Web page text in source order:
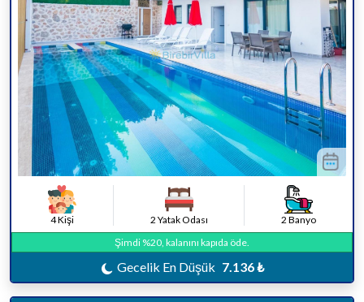
4 Kişi 2 Yatak Odası
2 Banyo
Şimdi %20, kalanını kapıda öde.
Gecelik En Düşük 7.136 ₺